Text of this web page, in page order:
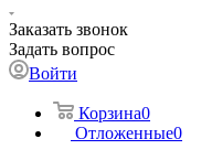
Заказать звонок
Задать вопрос
Войти
Корзина0
Отложенные0